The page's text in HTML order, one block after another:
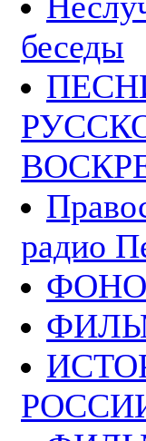
беседы
радио